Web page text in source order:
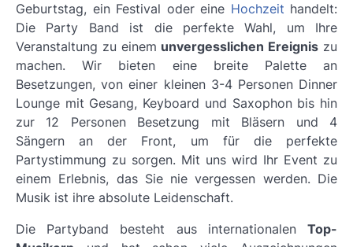
Geburtstag, ein Festival oder eine Hochzeit handelt:
Die Party Band ist die perfekte Wahl, um Ihre
Veranstaltung zu einem unvergesslichen Ereignis zu
machen. Wir bieten eine breite Palette an
Besetzungen, von einer kleinen 3-4 Personen Dinner
Lounge mit Gesang, Keyboard und Saxophon bis hin
zur 12 Personen Besetzung mit Bläsern und 4
Sängern an der Front, um für die perfekte
Partystimmung zu sorgen. Mit uns wird Ihr Event zu
einem Erlebnis, das Sie nie vergessen werden. Die
Musik ist ihre absolute Leidenschaft.
Die Partyband besteht aus internationalen Top-